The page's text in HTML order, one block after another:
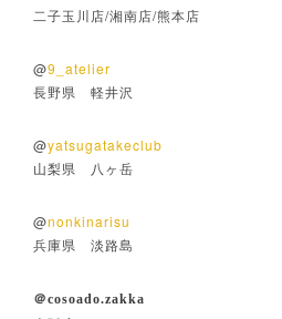
二子玉川店/湘南店/熊本店
@9_atelier
長野県 軽井沢
@yatsugatakeclub
山梨県 八ヶ岳
@nonkinarisu
兵庫県 淡路島
＠cosoado.zakka